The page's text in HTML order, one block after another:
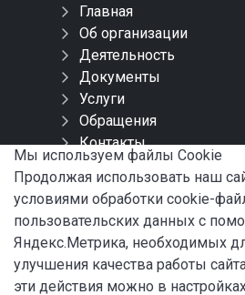
Главная
Об организации
Деятельность
Документы
Услуги
Обращения
Контакты
Карта сайта
СОЦИАЛЬНЫЕ СЕТИ
Мы используем файлы Сookie
Продолжая использовать наш
условиями обработки cookie-
пользовательских данных с
Яндекс.Метрика, необходимых
улучшения качества работы
эти действия можно в